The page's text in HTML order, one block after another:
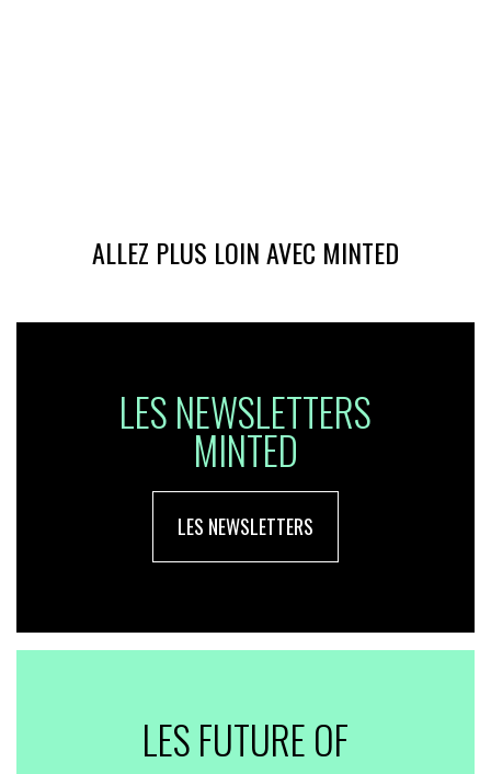
ALLEZ PLUS LOIN AVEC MINTED
LES NEWSLETTERS
MINTED
LES NEWSLETTERS
LES FUTURE OF